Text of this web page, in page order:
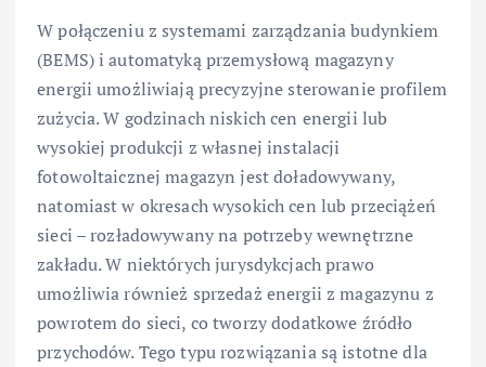
W połączeniu z systemami zarządzania budynkiem
(BEMS) i automatyką przemysłową magazyny
energii umożliwiają precyzyjne sterowanie profilem
zużycia. W godzinach niskich cen energii lub
wysokiej produkcji z własnej instalacji
fotowoltaicznej magazyn jest doładowywany,
natomiast w okresach wysokich cen lub przeciążeń
sieci – rozładowywany na potrzeby wewnętrzne
zakładu. W niektórych jurysdykcjach prawo
umożliwia również sprzedaż energii z magazynu z
powrotem do sieci, co tworzy dodatkowe źródło
przychodów. Tego typu rozwiązania są istotne dla